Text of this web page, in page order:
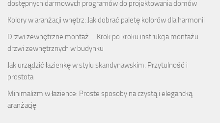
dostępnych darmowych programów do projektowania domów
Kolory w aranżacji wnętrz: Jak dobrać paletę kolorów dla harmonii
Drzwi zewnętrzne montaż – Krok po kroku instrukcja montażu
drzwi zewnętrznych w budynku
Jak urządzić łazienkę w stylu skandynawskim: Przytulność i
prostota
Minimalizm w łazience: Proste sposoby na czystą i elegancką
aranżację